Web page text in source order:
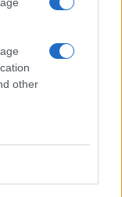
other
de cultura y
Nespresso y
la cocina un arte